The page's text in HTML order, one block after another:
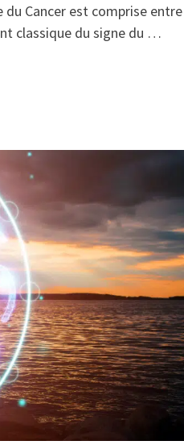
Cancer est comprise entre
classique du signe du …